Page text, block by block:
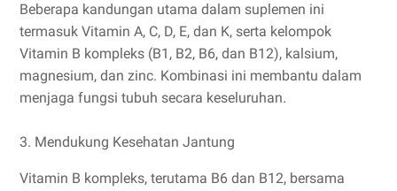
Beberapa kandungan utama dalam suplemen ini
termasuk Vitamin A, C, D, E, dan K, serta kelompok
Vitamin B kompleks (B1, B2, B6, dan B12), kalsium,
magnesium, dan zinc. Kombinasi ini membantu dalam
menjaga fungsi tubuh secara keseluruhan.
3. Mendukung Kesehatan Jantung
Vitamin B kompleks, terutama B6 dan B12, bersama